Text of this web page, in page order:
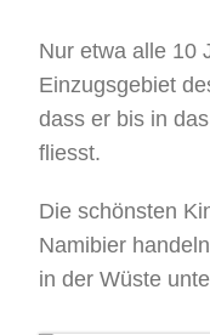
Nur etwa alle 10
Einzugsgebiet
dass er bis in
fliesst.
Die schönsten
Namibier
in der Wüste